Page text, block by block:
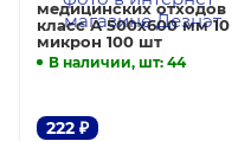
медицинских отходов
класс А 500х600 мм 10
микрон 100 шт
В наличии, шт: 44
222 ₽